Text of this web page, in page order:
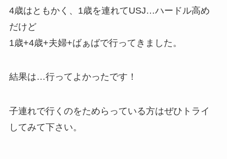
4歳はともかく、1歳を連れてUSJ…ハードル高め
だけど
1歳+4歳+夫婦+ばぁばで行ってきました。
結果は…行ってよかったです！
子連れで行くのをためらっている方はぜひトライ
してみて下さい。